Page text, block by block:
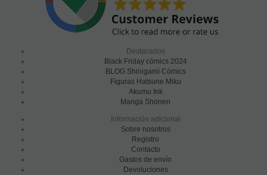
Destacados
Black Friday cómics 2024
BLOG Shinigami Cómics
Figuras Hatsune Miku
Akumu Ink
Manga Shonen
Información adicional
Sobre nosotros
Registro
Contacto
Gastos de envío
Devoluciones